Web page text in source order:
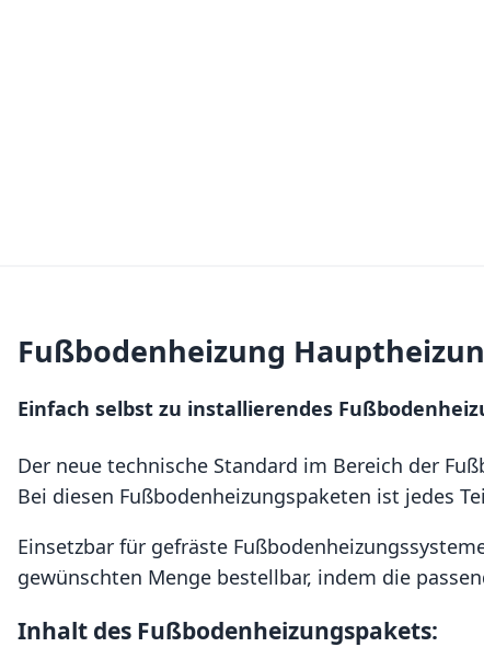
Fußbodenheizung
Einfach selbst zu installierendes
Der neue technische Standard im Bereich der
Bei diesen Fußbodenheizungspaketen ist jedes
Einsetzbar für gefräste
gewünschten Menge bestellbar, indem die
Inhalt des Fußbodenheizungspakets: